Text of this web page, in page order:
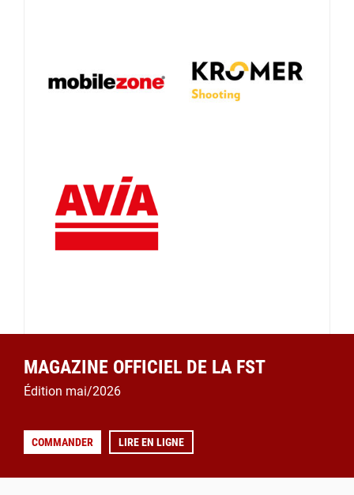
MAGAZINE OFFICIEL DE LA FST
Édition mai/2026
COMMANDER LIRE EN LIGNE